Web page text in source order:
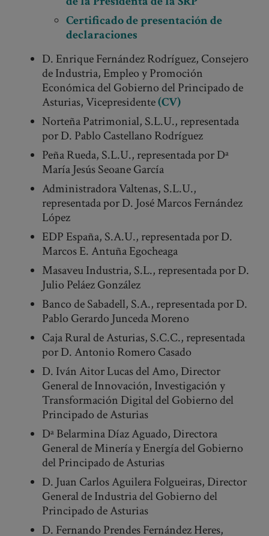
Certificado de presentación de
declaraciones
D. Enrique Fernández Rodríguez, Consejero
de Industria, Empleo y Promoción
Económica del Gobierno del Principado de
Asturias, Vicepresidente(CV)
Norteña Patrimonial, S.L.U., representada
por D. Pablo Castellano Rodríguez
Peña Rueda, S.L.U., representada por Dª
María Jesús Seoane García
Administradora Valtenas, S.L.U.,
representada por D. José Marcos Fernández
López
EDP España, S.A.U., representada por D.
Marcos E. Antuña Egocheaga
Masaveu Industria, S.L., representada por D.
Julio Peláez González
Banco de Sabadell, S.A., representada por D.
Pablo Gerardo Junceda Moreno
Caja Rural de Asturias, S.C.C., representada
por D. Antonio Romero Casado
D. Iván Aitor Lucas del Amo, Director
General de Innovación, Investigación y
Transformación Digital del Gobierno del
Principado de Asturias
Dª Belarmina Díaz Aguado, Directora
General de Minería y Energía del Gobierno
del Principado de Asturias
D. Juan Carlos Aguilera Folgueiras, Director
General de Industria del Gobierno del
Principado de Asturias
D. Fernando Prendes Fernández Heres,